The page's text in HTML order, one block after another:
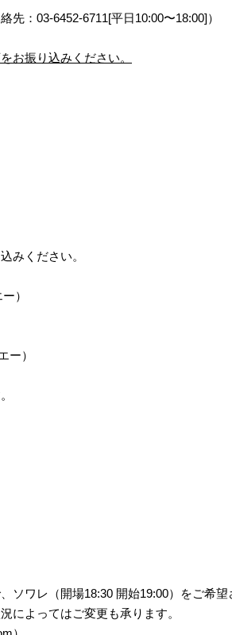
先：03-6452-6711[平日10:00〜18:00]）
お振り込みください。
みください。
）
）
ソワレ（開場18:30 開始19:00）をご希
によってはご変更も承ります。